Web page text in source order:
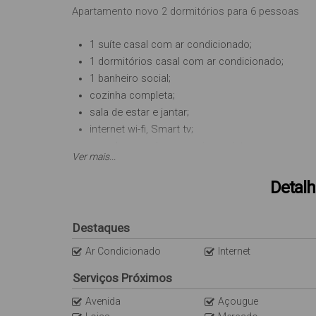
Apartamento novo 2 dormitórios para 6 pessoas
1 suíte casal com ar condicionado;
1 dormitórios casal com ar condicionado;
1 banheiro social; Taxa
cozinha completa;
sala de estar e jantar;
internet wi-fi, Smart tv;
não possui vaga de garagem;
Apartamento no terceiro piso sem elevador;
Obs: A internet é uma cortesia do imóvel (sem
oscilações. O imóvel não dispõe de roupas de
Ver mais...
Destaques
Ar Condicionado Internet
Serviços Próximos
Avenida Açougue